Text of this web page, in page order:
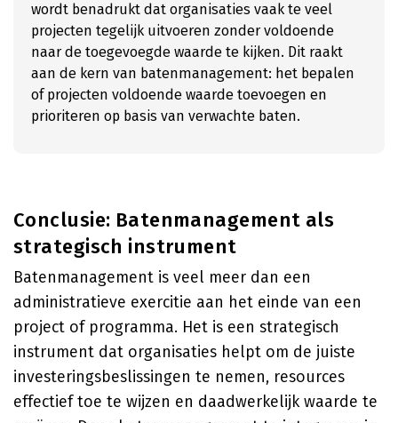
wordt benadrukt dat organisaties vaak te veel
projecten tegelijk uitvoeren zonder voldoende
naar de toegevoegde waarde te kijken. Dit raakt
aan de kern van batenmanagement: het bepalen
of projecten voldoende waarde toevoegen en
prioriteren op basis van verwachte baten.
Conclusie: Batenmanagement als
strategisch instrument
Batenmanagement is veel meer dan een
administratieve exercitie aan het einde van een
project of programma. Het is een strategisch
instrument dat organisaties helpt om de juiste
investeringsbeslissingen te nemen, resources
effectief toe te wijzen en daadwerkelijk waarde te